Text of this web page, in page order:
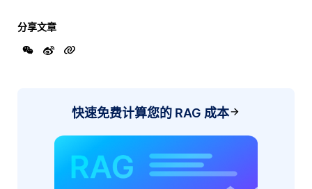
分享文章
快速免费计算您的 RAG 成本